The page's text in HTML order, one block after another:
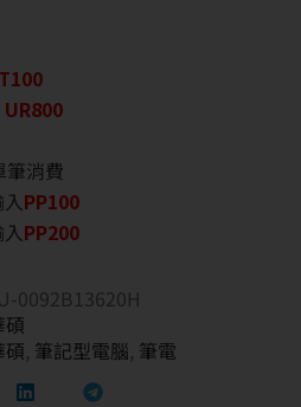
UR800
消費
PP100
PP200
0092B13620H
碩
碩, 筆記型電腦, 筆電